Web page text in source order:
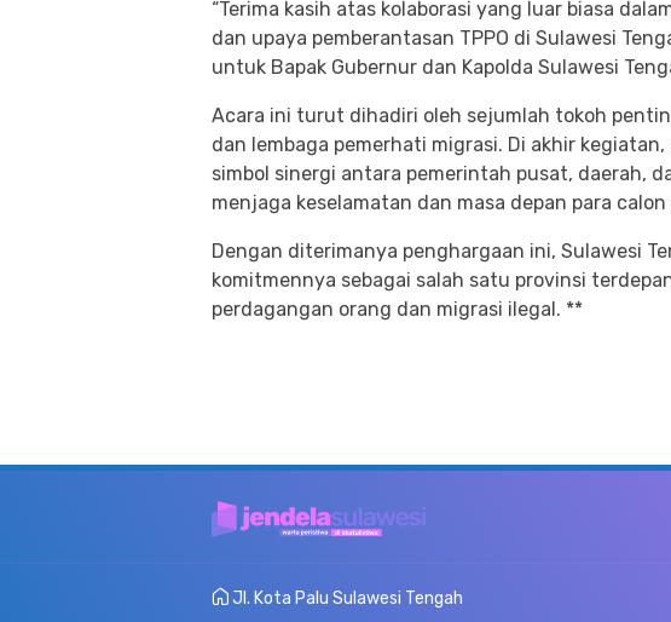
“Terima kasih atas kolaborasi yang luar biasa
dan upaya pemberantasan TPPO di Sulawesi
untuk Bapak Gubernur dan Kapolda Sulawesi
Acara ini turut dihadiri oleh sejumlah tokoh
dan lembaga pemerhati migrasi. Di akhir
simbol sinergi antara pemerintah pusat, daerah,
menjaga keselamatan dan masa depan para
Dengan diterimanya penghargaan ini, Sulawesi
komitmennya sebagai salah satu provinsi
perdagangan orang dan migrasi ilegal. **
Jl. Kota Palu Sulawesi Tengah